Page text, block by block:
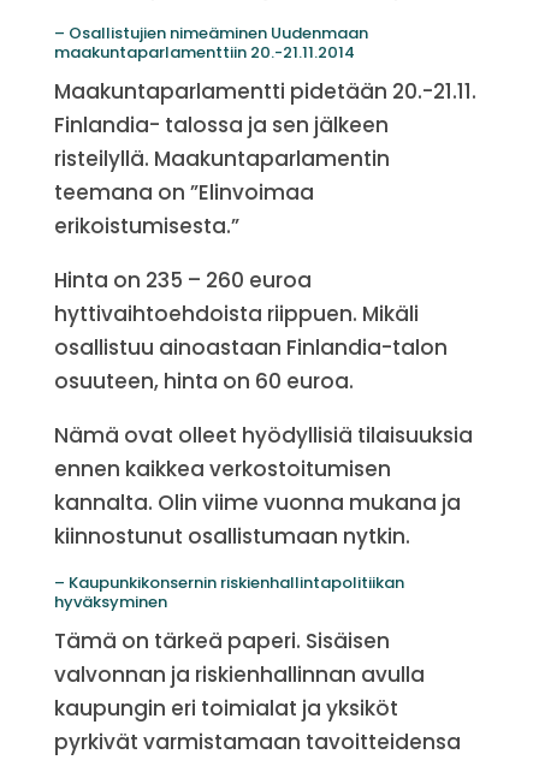
– Osallistujien nimeäminen Uudenmaan
maakuntaparlamenttiin 20.-21.11.2014
Maakuntaparlamentti pidetään 20.-21.11.
Finlandia- talossa ja sen jälkeen
risteilyllä. Maakuntaparlamentin
teemana on ”Elinvoimaa
erikoistumisesta.”
Hinta on 235 – 260 euroa
hyttivaihtoehdoista riippuen. Mikäli
osallistuu ainoastaan Finlandia-talon
osuuteen, hinta on 60 euroa.
Nämä ovat olleet hyödyllisiä tilaisuuksia
ennen kaikkea verkostoitumisen
kannalta. Olin viime vuonna mukana ja
kiinnostunut osallistumaan nytkin.
– Kaupunkikonsernin riskienhallintapolitiikan
hyväksyminen
Tämä on tärkeä paperi. Sisäisen
valvonnan ja riskienhallinnan avulla
kaupungin eri toimialat ja yksiköt
pyrkivät varmistamaan tavoitteidensa